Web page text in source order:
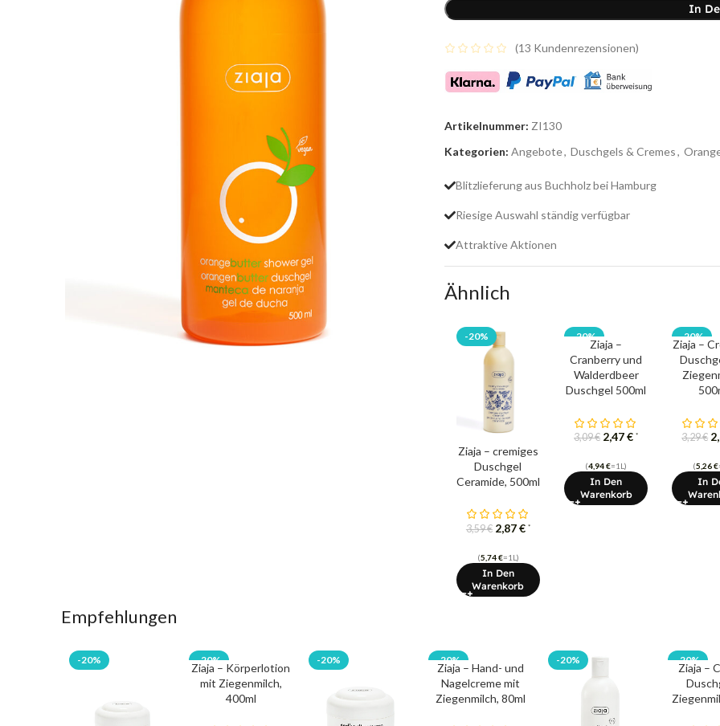
In
(13 Kundenrezensionen)
Artikelnummer: ZI130
Kategorien: Angebote, Duschgels & Cremes,
Blitzlieferung aus Buchholz bei Hamburg
Riesige Auswahl ständig verfügbar
Attraktive Aktionen
Ähnlich
-20%
Ziaja – cremiges
Duschgel
Ceramide, 500ml
3,59€ 2,87€ *
(5,74€=1L)
In Den
Warenkorb
-20%
Ziaja –
Cranberry und
Walderdbeer
Duschgel 500ml
3,09€ 2,47€ *
(4,94€=1L)
In Den
Warenkorb
-20%
Ziaja –
3,29€
(5,26€
In
Empfehlungen
-20% -20%
Ziaja – Körperlotion
mit Ziegenmilch,
400ml
-20% -20%
Ziaja – Hand- und
Nagelcreme mit
Ziegenmilch, 80ml
-20% -20%
Ziaja –